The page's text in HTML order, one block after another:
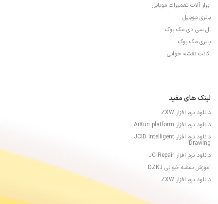
ابزار آلات تعمیرات موبایل
باتری موبایل
ال سی دی مک بوک
باتری مک بوک
اکانت نقشه خوانی
لینک های مفید
دانلود نرم افزار ZXW
دانلود نرم افزار AiXun platform
دانلود نرم افزار JCID Intelligent
Drawing
دانلود نرم افزار JC Repair
آموزش نقشه خوانی DZKJ
دانلود نرم افزار ZXW